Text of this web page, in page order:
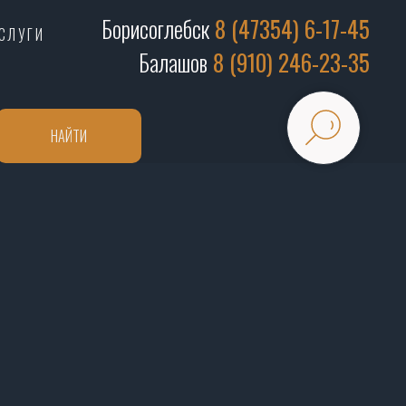
Борисоглебск8 (47354) 6-17-45
Балашов 8 (910) 246-23-35
НАЙТИ